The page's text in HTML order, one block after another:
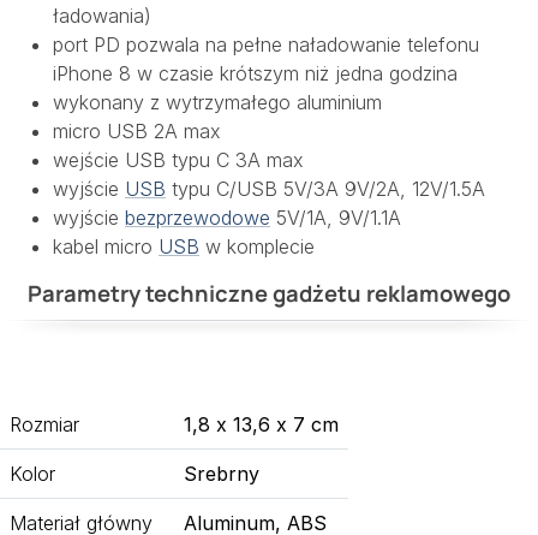
ładowania)
port PD pozwala na pełne naładowanie telefonu
iPhone 8 w czasie krótszym niż jedna godzina
wykonany z wytrzymałego aluminium
micro USB 2A max
wejście USB typu C 3A max
wyjście USB typu C/USB 5V/3A 9V/2A, 12V/1.5A
wyjście bezprzewodowe 5V/1A, 9V/1.1A
kabel micro USB w komplecie
Parametry techniczne gadżetu reklamowego
Rozmiar 1,8 x 13,6 x 7 cm
Kolor Srebrny
Materiał główny Aluminum, ABS